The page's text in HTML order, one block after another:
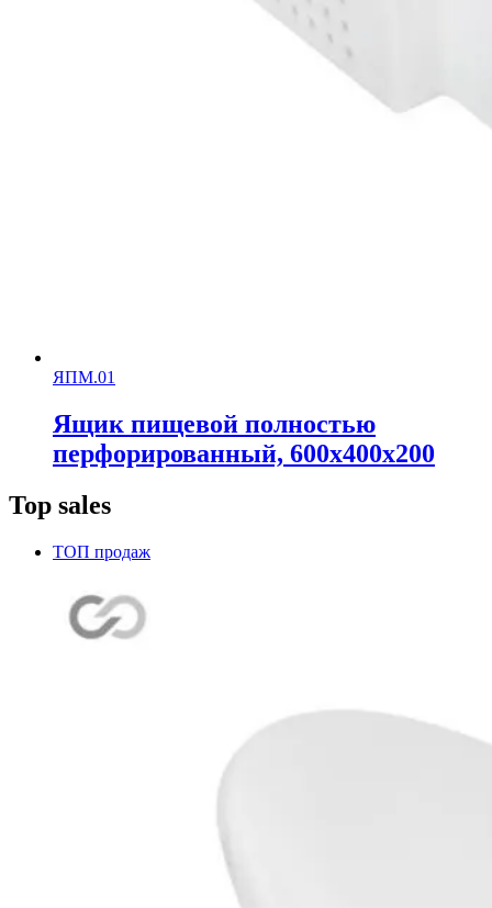
ЯПМ.01
Ящик пищевой полностью
перфорированный, 600х400х200
Top sales
ТОП продаж